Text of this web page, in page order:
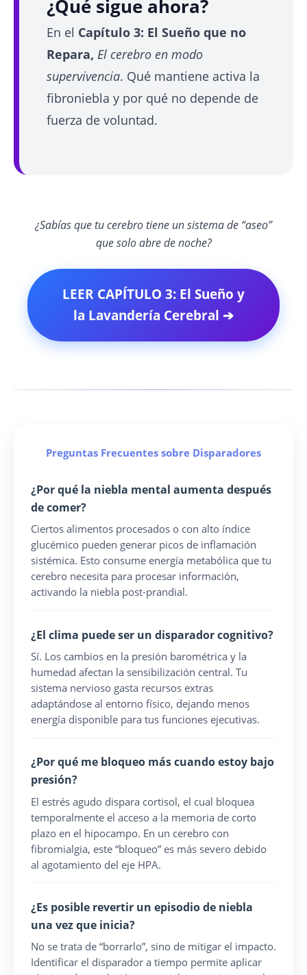
¿Qué sigue ahora?
En el Capítulo 3: El Sueño que no
Repara, El cerebro en modo
supervivencia. Qué mantiene activa la
fibroniebla y por qué no depende de
fuerza de voluntad.
¿Sabías que tu cerebro tiene un sistema de “aseo”
que solo abre de noche?
LEER CAPÍTULO 3: El Sueño y
la Lavandería Cerebral ➔
Preguntas Frecuentes sobre Disparadores
¿Por qué la niebla mental aumenta después
de comer?
Ciertos alimentos procesados o con alto índice
glucémico pueden generar picos de inflamación
sistémica. Esto consume energía metabólica que tu
cerebro necesita para procesar información,
activando la niebla post-prandial.
¿El clima puede ser un disparador cognitivo?
Sí. Los cambios en la presión barométrica y la
humedad afectan la sensibilización central. Tu
sistema nervioso gasta recursos extras
adaptándose al entorno físico, dejando menos
energía disponible para tus funciones ejecutivas.
¿Por qué me bloqueo más cuando estoy bajo
presión?
El estrés agudo dispara cortisol, el cual bloquea
temporalmente el acceso a la memoria de corto
plazo en el hipocampo. En un cerebro con
fibromialgia, este “bloqueo” es más severo debido
al agotamiento del eje HPA.
¿Es posible revertir un episodio de niebla
una vez que inicia?
No se trata de “borrarlo”, sino de mitigar el impacto.
Identificar el disparador a tiempo permite aplicar